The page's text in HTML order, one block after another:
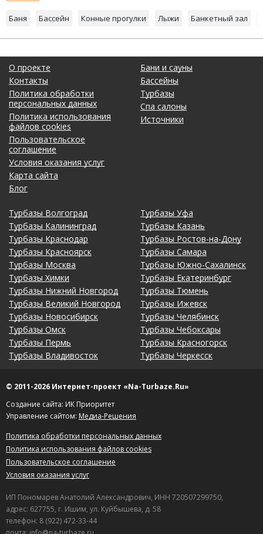
Баня Бассейн Конные прогулки Лыжи Банкетный зал
О проекте
Контакты
Политика обработки
персональных данных
Политика использования
файлов cookies
Пользовательское
соглашение
Условия оказания услуг
Карта сайта
Блог
Бани и сауны
Бассейны
Турбазы
Спа салоны
Источники
Турбазы Волгоград
Турбазы Калининград
Турбазы Краснодар
Турбазы Красноярск
Турбазы Москва
Турбазы Химки
Турбазы Нижний Новгород
Турбазы Великий Новгород
Турбазы Новосибирск
Турбазы Омск
Турбазы Пермь
Турбазы Владивосток
Турбазы Уфа
Турбазы Казань
Турбазы Ростов-на-Дону
Турбазы Самара
Турбазы Южно-Сахалинск
Турбазы Екатеринбург
Турбазы Тюмень
Турбазы Ижевск
Турбазы Челябинск
Турбазы Чебоксары
Турбазы Красногорск
Турбазы Черкесск
© 2011-2026 Интернет-проект «Na-Turbaze.Ru»
Создание сайта: ИК Приоритет
Управление сайтом: Медиа-Решения
Политика обработки персональных данных
Политика использования файлов cookies
Пользовательское соглашение
Условия оказания услуг
ИП Пономарев Анатолий Александрович, ИНН 720507299750,
адрес: 627755, г. Ишим, ул. Куйбышева, д. 58
телефон: 8 (922) 472-33-44